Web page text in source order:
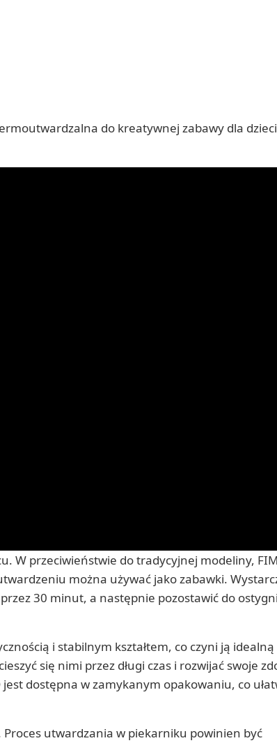
do kreatywnej zabawy dla
W przeciwieństwie do tradycyjnej modeliny,
można używać jako zabawki.
30 minut, a następnie pozostawić do
i stabilnym kształtem, co czyni ją idealną
się nimi przez długi czas i rozwijać swoje
dostępna w zamykanym opakowaniu, co
Proces utwardzania w piekarniku powinien być